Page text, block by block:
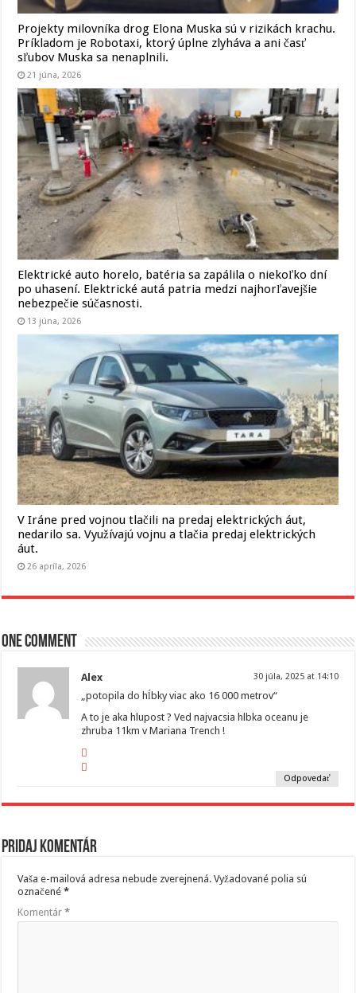
Projekty milovníka drog Elona Muska sú v rizikách krachu.
Príkladom je Robotaxi, ktorý úplne zlyháva a ani časť
sľubov Muska sa nenaplnili.
21 júna, 2026
Elektrické auto horelo, batéria sa zapálila o niekoľko dní
po uhasení. Elektrické autá patria medzi najhorľavejšie
nebezpečie súčasnosti.
13 júna, 2026
V Iráne pred vojnou tlačili na predaj elektrických áut,
nedarilo sa. Využívajú vojnu a tlačia predaj elektrických
áut.
26 apríla, 2026
One comment
Alex 30 júla, 2025 at 14:10
„potopila do hĺbky viac ako 16 000 metrov“
A to je aka hlupost ? Ved najvacsia hlbka oceanu je
zhruba 11km v Mariana Trench !
Odpovedať
Pridaj komentár
Vaša e-mailová adresa nebude zverejnená. Vyžadované polia sú
označené*
Komentár*